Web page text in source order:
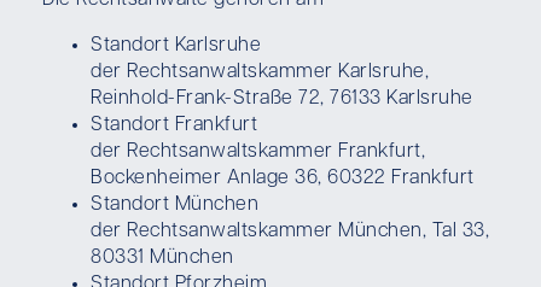
Standort Karlsruhe
der Rechtsanwaltskammer Karlsruhe,
Reinhold-Frank-Straße 72, 76133 Karlsruhe
Standort Frankfurt
der Rechtsanwaltskammer Frankfurt,
Bockenheimer Anlage 36, 60322 Frankfurt
Standort München
der Rechtsanwaltskammer München, Tal 33,
80331 München